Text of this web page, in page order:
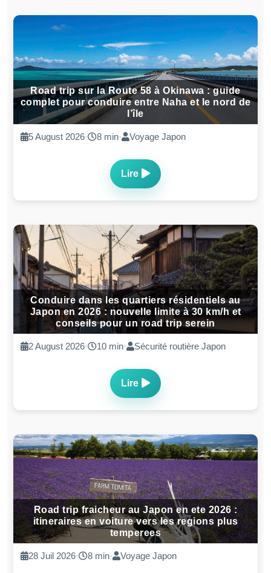
Road trip sur la Route 58 à Okinawa : guide
complet pour conduire entre Naha et le nord de
l’île
5 August 2026· 8 min· Voyage Japon
Lire
Conduire dans les quartiers résidentiels au
Japon en 2026 : nouvelle limite à 30 km/h et
conseils pour un road trip serein
2 August 2026· 10 min· Sécurité routière Japon
Lire
Road trip fraicheur au Japon en ete 2026 :
itineraires en voiture vers les regions plus
temperees
28 Juil 2026· 8 min· Voyage Japon